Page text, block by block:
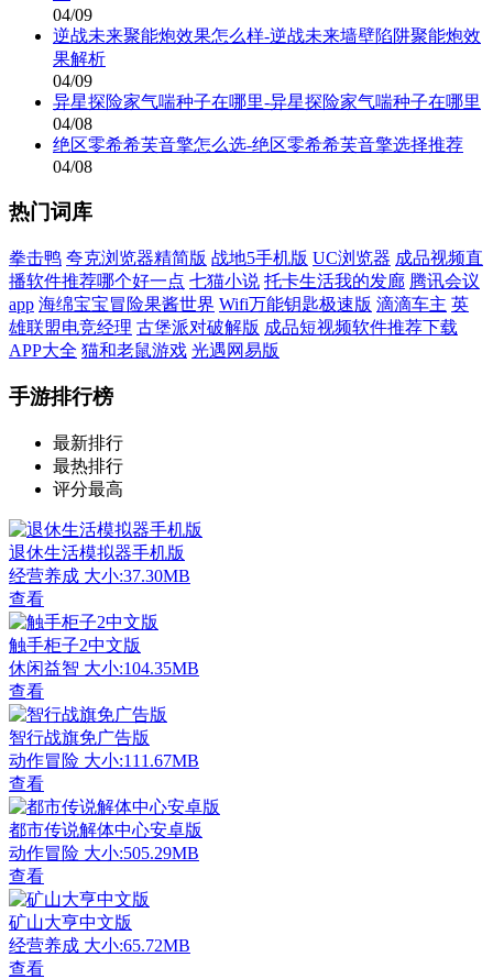
04/09
逆战未来聚能炮效果怎么样-逆战未来墙壁陷阱聚能炮效
果解析
04/09
异星探险家气喘种子在哪里-异星探险家气喘种子在哪里
04/08
绝区零希希芙音擎怎么选-绝区零希希芙音擎选择推荐
04/08
热门词库
拳击鸭 夸克浏览器精简版 战地5手机版 UC浏览器 成品视频直
播软件推荐哪个好一点 七猫小说 托卡生活我的发廊 腾讯会议
app 海绵宝宝冒险果酱世界 Wifi万能钥匙极速版 滴滴车主 英
雄联盟电竞经理 古堡派对破解版 成品短视频软件推荐下载
APP大全 猫和老鼠游戏 光遇网易版
手游排行榜
最新排行
最热排行
评分最高
退休生活模拟器手机版
经营养成 大小:37.30MB
查看
触手柜子2中文版
休闲益智 大小:104.35MB
查看
智行战旗免广告版
动作冒险 大小:111.67MB
查看
都市传说解体中心安卓版
动作冒险 大小:505.29MB
查看
矿山大亨中文版
经营养成 大小:65.72MB
查看